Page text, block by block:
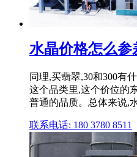
水晶价格怎么
同理,买翡翠,30和300有
这个品类里,这个价位的
普通的品质。总体来说,
联系电话: 180 3780 8511